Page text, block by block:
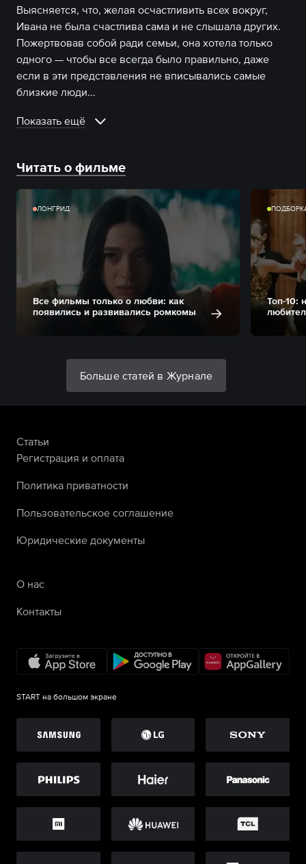
Выясняется, что, желая осчастливить всех вокруг,
Ивана не была счастлива сама и не слышала других.
Пожертвовав собой ради семьи, она хотела только
одного — чтобы все всегда было правильно, даже
если в эти представления не вписывались самые
близкие люди...
Показать ещё
Читать о фильме
ЛОНГРИД
Все фильмы только о любви: как
появились и развивались ромкомы
Топ-10:
Больше статей в Журнале
Статьи
Регистрация и оплата
Политика приватности
Пользовательское соглашение
Юридические документы
О нас
Контакты
START на большом экране